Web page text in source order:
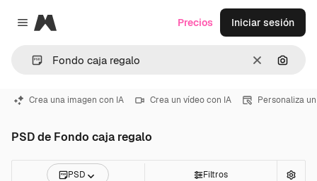
Close menu
Magnific
Borrar
Precios Iniciar sesión
Crea una imagen con IA Crea un vídeo con IA Personaliza
PSD de Fondo caja regalo
PSD Filtros